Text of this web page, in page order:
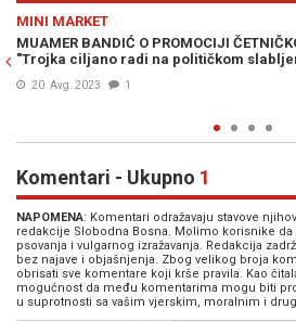
O PROMOCIJI ČETNIČKOG
na političkom slabljenju probosanskih
Komentari - Ukupno 1
NAPOMENA: Komentari odražavaju stavove
redakcije Slobodna Bosna. Molimo korisnike da
psovanja i vulgarnog izražavanja. Redakcija
bez najave i objašnjenja. Zbog velikog broja
obrisati sve komentare koji krše pravila. Kao
mogućnost da među komentarima mogu biti
u suprotnosti sa vašim vjerskim, moralnim i